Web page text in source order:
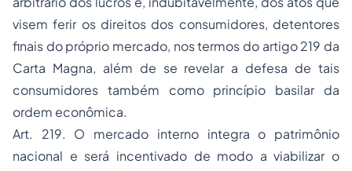
visem ferir os direitos dos consumidores, detentores
finais do próprio mercado, nos termos do artigo 219 da
Carta Magna, além de se revelar a defesa de tais
consumidores também como princípio basilar da
ordem econômica.
Art. 219. O mercado interno integra o patrimônio
nacional e será incentivado de modo a viabilizar o